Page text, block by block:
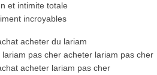
et intimite totale
incroyables
acheter du lariam
lariam pas cher acheter lariam pas cher
acheter lariam pas cher